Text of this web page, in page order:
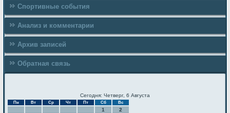
Спортивные события
Анализ и комментарии
Архив записей
Обратная связь
Сегодня: Четверг, 6 Августа
Пн Вт Ср Чт Пт Сб Вс
1
2